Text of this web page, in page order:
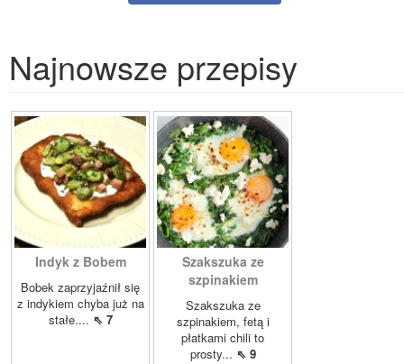
Najnowsze przepisy
Indyk z Bobem
Bobek zaprzyjaźnił się
z indykiem chyba już na
stałe.... ⇖ 7
Szakszuka ze
szpinakiem
Szakszuka ze
szpinakiem, fetą i
płatkami chili to
prosty... ⇖ 9